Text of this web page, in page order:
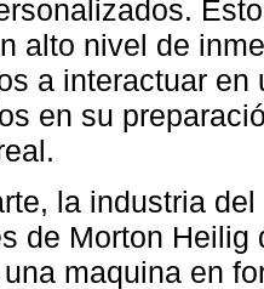
alto nivel de
a interactuar
en su
la industria
de Morton
maquina en